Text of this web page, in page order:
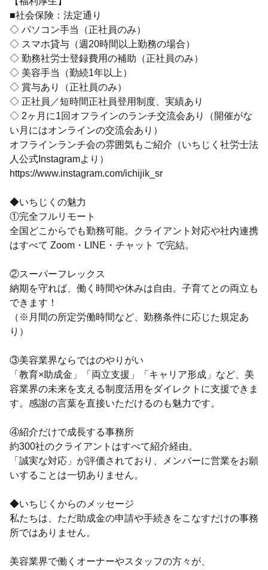
■社会保険：法定通り
◇ パソコン手当（正社員のみ）
◇ スマホ貸与（週20時間以上勤務の場合）
◇ 勤務社労士登録費用の補助（正社員のみ）
◇ 美容手当（勤続1年以上）
◇ 賞与あり（正社員のみ）
◇ 正社員／短時間正社員登用制度、実績あり
◇ 2ヶ月に1回オフラインのランチ交流会あり（開催がな
い月にはオンラインの交流会あり）
オフラインランチ会の雰囲気もご紹介（いちじく社労士法
人公式Instagramより）
https://www.instagram.com/ichijik_sr
◆いちじくの魅力
①完全フルリモート
全国どこからでも勤務可能。クライアント対応や社内連携
はすべて Zoom・LINE・チャット で完結。
②スーパーフレックス
納期を守れば、働く時間や休みは自由。子育てとの両立も
できます！
（※月間の所定労働時間など、勤務条件に応じた規定あ
り）
③美容業界ならではのやりがい
「教育×助成金」「両立支援」「キャリア形成」など、美
容業界の未来を支える制度活用をダイレクトに支援できま
す。感謝の言葉を直接いただけるのも魅力です。
④紹介だけで成長する事務所
約300社のクライアントはすべて紹介経由。
「誠実な対応」が評価されており、メンバーに営業をお願
いすることは一切ありません。
◆いちじくからのメッセージ
私たちは、ただ助成金の申請や手続きをこなすだけの事務
所ではありません。
美容業界で働くオーナーやスタッフの方々が、